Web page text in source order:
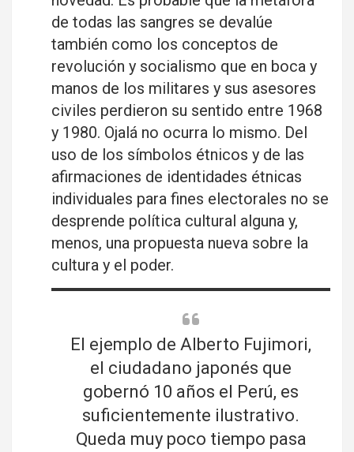
de todas las sangres se devalúe
también como los conceptos de
revolución y socialismo que en boca y
manos de los militares y sus asesores
civiles perdieron su sentido entre 1968
y 1980. Ojalá no ocurra lo mismo. Del
uso de los símbolos étnicos y de las
afirmaciones de identidades étnicas
individuales para fines electorales no se
desprende política cultural alguna y,
menos, una propuesta nueva sobre la
cultura y el poder.
El ejemplo de Alberto Fujimori,
el ciudadano japonés que
gobernó 10 años el Perú, es
suficientemente ilustrativo.
Queda muy poco tiempo pasa